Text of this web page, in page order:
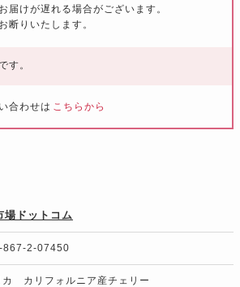
届けが遅れる場合がございます。
断りいたします。
す。
合わせは こちらから
場ドットコム
867-2-07450
カ カリフォルニア産チェリー